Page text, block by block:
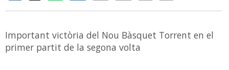
Important victòria del Nou Bàsquet Torrent en el
primer partit de la segona volta